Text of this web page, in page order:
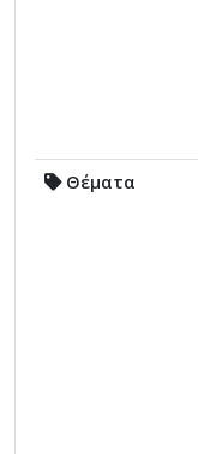
Θέματα